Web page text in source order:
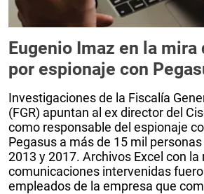
Eugenio Imaz en la mira
por espionaje con
Investigaciones de la Fiscalía
(FGR) apuntan al ex director del
como responsable del espionaje
Pegasus a más de 15 mil
2013 y 2017. Archivos Excel con la
comunicaciones intervenidas
empleados de la empresa que